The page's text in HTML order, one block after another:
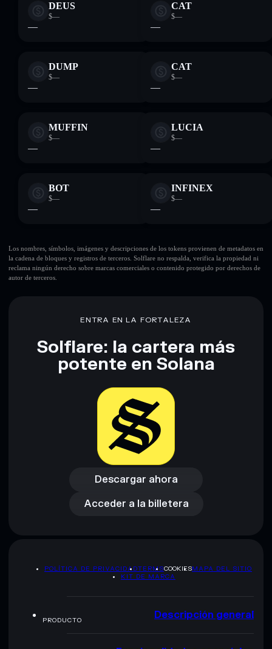
DEUS
$—
—
CAT
$—
—
DUMP
$—
—
CAT
$—
—
MUFFIN
$—
—
LUCIA
$—
—
BOT
$—
—
INFINEX
$—
—
Los nombres, símbolos, imágenes y descripciones de los tokens provienen de metadatos en
la cadena de bloques y registros de terceros. Solflare no respalda, verifica la propiedad ni
reclama ningún derecho sobre marcas comerciales o contenido protegido por derechos de
autor de terceros.
ENTRA EN LA FORTALEZA
Solflare: la cartera más
potente en Solana
Descargar ahora
Descargar ahora
Acceder a la billetera
Acceder a la billetera
POLÍTICA DE PRIVACIDADTERMSCOOKIESMAPA DEL SITIO
KIT DE MARCA
PRODUCTO Descripción general